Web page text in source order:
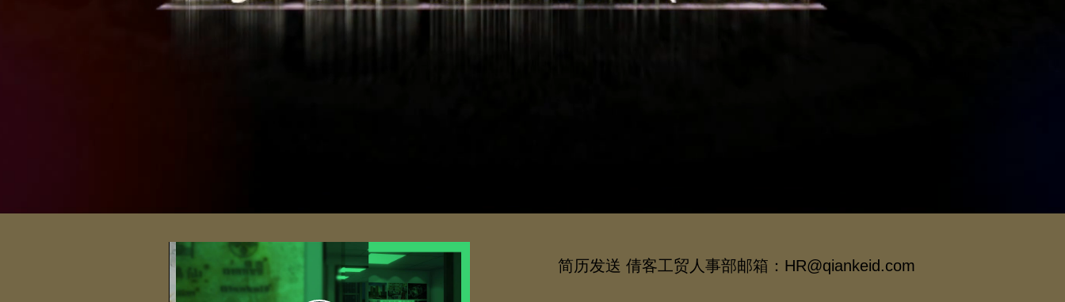
简历发送 倩客工贸人事部邮箱：HR@qiankeid.com